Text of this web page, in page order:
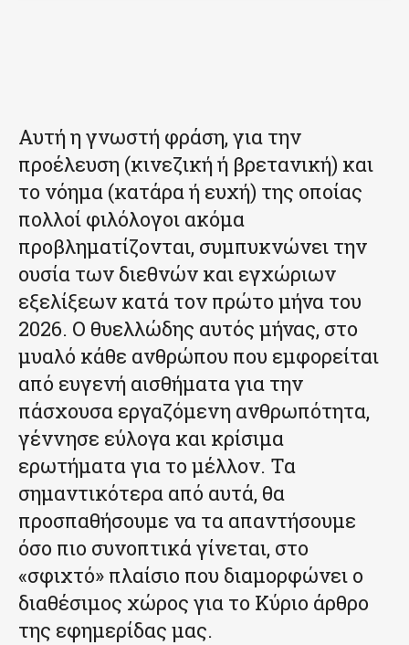
Αυτή η γνωστή φράση, για την
προέλευση (κινεζική ή βρετανική) και
το νόημα (κατάρα ή ευχή) της οποίας
πολλοί φιλόλογοι ακόμα
προβληματίζονται, συμπυκνώνει την
ουσία των διεθνών και εγχώριων
εξελίξεων κατά τον πρώτο μήνα του
2026. Ο θυελλώδης αυτός μήνας, στο
μυαλό κάθε ανθρώπου που εμφορείται
από ευγενή αισθήματα για την
πάσχουσα εργαζόμενη ανθρωπότητα,
γέννησε εύλογα και κρίσιμα
ερωτήματα για το μέλλον. Τα
σημαντικότερα από αυτά, θα
προσπαθήσουμε να τα απαντήσουμε
όσο πιο συνοπτικά γίνεται, στο
«σφιχτό» πλαίσιο που διαμορφώνει ο
διαθέσιμος χώρος για το Κύριο άρθρο
της εφημερίδας μας.